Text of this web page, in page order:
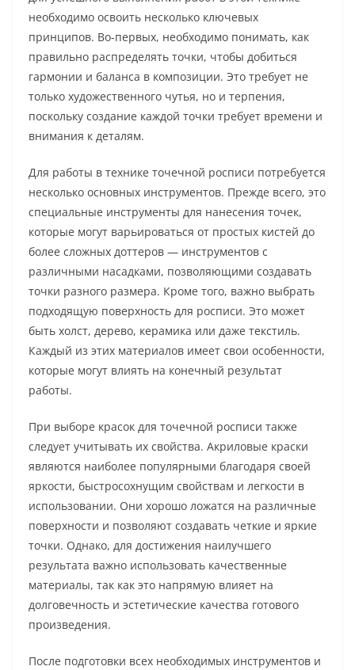
необходимо освоить несколько ключевых
принципов. Во-первых, необходимо понимать, как
правильно распределять точки, чтобы добиться
гармонии и баланса в композиции. Это требует не
только художественного чутья, но и терпения,
поскольку создание каждой точки требует времени и
внимания к деталям.
Для работы в технике точечной росписи потребуется
несколько основных инструментов. Прежде всего, это
специальные инструменты для нанесения точек,
которые могут варьироваться от простых кистей до
более сложных доттеров — инструментов с
различными насадками, позволяющими создавать
точки разного размера. Кроме того, важно выбрать
подходящую поверхность для росписи. Это может
быть холст, дерево, керамика или даже текстиль.
Каждый из этих материалов имеет свои особенности,
которые могут влиять на конечный результат
работы.
При выборе красок для точечной росписи также
следует учитывать их свойства. Акриловые краски
являются наиболее популярными благодаря своей
яркости, быстросохнущим свойствам и легкости в
использовании. Они хорошо ложатся на различные
поверхности и позволяют создавать четкие и яркие
точки. Однако, для достижения наилучшего
результата важно использовать качественные
материалы, так как это напрямую влияет на
долговечность и эстетические качества готового
произведения.
После подготовки всех необходимых инструментов и